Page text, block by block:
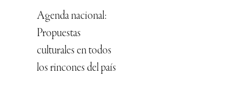
Agenda nacional:
Propuestas
culturales en todos
los rincones del país